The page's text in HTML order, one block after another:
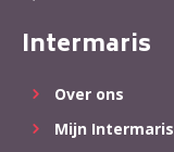
Intermaris
Over ons
Mijn Intermaris